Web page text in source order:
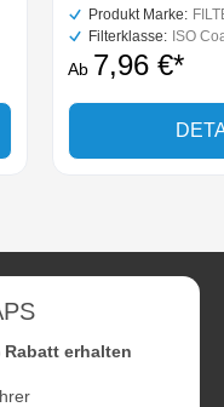
Produkt Marke:
Filterklasse: ISO
Ab 7,96 €*
erhalten